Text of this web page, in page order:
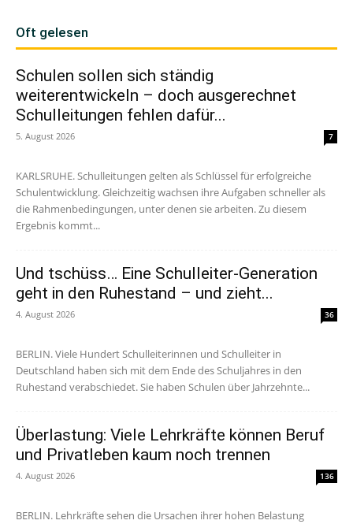
Oft gelesen
Schulen sollen sich ständig
weiterentwickeln – doch ausgerechnet
Schulleitungen fehlen dafür...
5. August 2026 7
KARLSRUHE. Schulleitungen gelten als Schlüssel für erfolgreiche
Schulentwicklung. Gleichzeitig wachsen ihre Aufgaben schneller als
die Rahmenbedingungen, unter denen sie arbeiten. Zu diesem
Ergebnis kommt...
Und tschüss… Eine Schulleiter-Generation
geht in den Ruhestand – und zieht...
4. August 2026 36
BERLIN. Viele Hundert Schulleiterinnen und Schulleiter in
Deutschland haben sich mit dem Ende des Schuljahres in den
Ruhestand verabschiedet. Sie haben Schulen über Jahrzehnte...
Überlastung: Viele Lehrkräfte können Beruf
und Privatleben kaum noch trennen
4. August 2026 136
BERLIN. Lehrkräfte sehen die Ursachen ihrer hohen Belastung